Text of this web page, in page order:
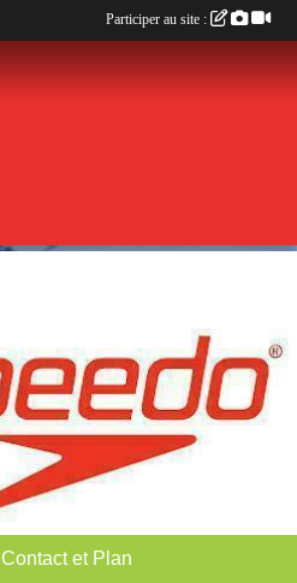
Contact et Plan
Participer au site :